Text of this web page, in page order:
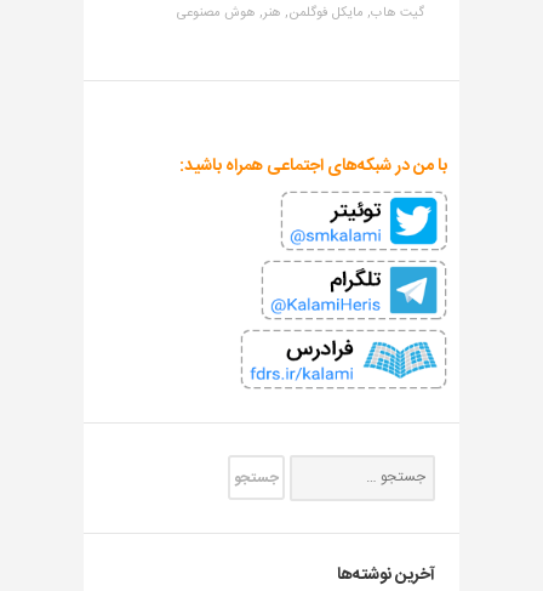
گیت هاب, مایکل فوگلمن, هنر, هوش مصنوعی
با من در شبکه‌های اجتماعی همراه باشید:
آخرین نوشته‌ها